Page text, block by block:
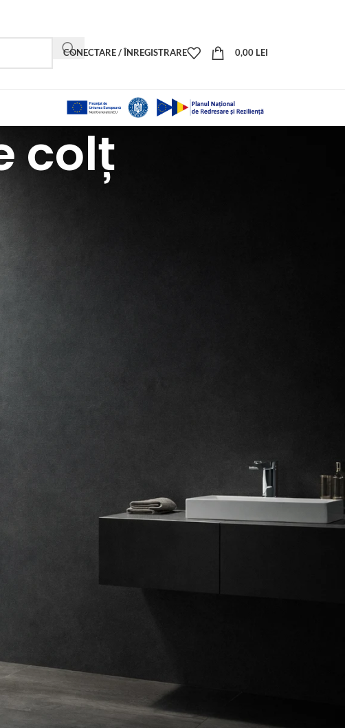
CONECTARE / ÎNREGISTRARE 0,00 LEI
colț